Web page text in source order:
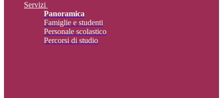
Servizi
Panoramica
Famiglie e studenti
Personale scolastico
Percorsi di studio